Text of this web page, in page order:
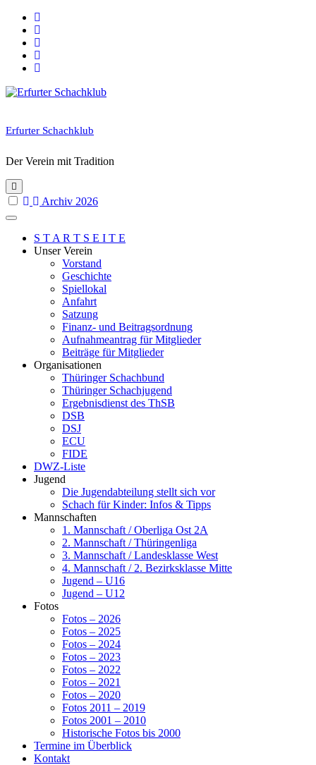
Skip
content
Erfurter Schachklub
Der Verein mit Tradition
Archiv 2026
S T A R T S E I T E
Unser Verein
Vorstand
Geschichte
Spiellokal
Anfahrt
Satzung
Finanz- und Beitragsordnung
Aufnahmeantrag für Mitglieder
Beiträge für Mitglieder
Organisationen
Thüringer Schachbund
Thüringer Schachjugend
Ergebnisdienst des ThSB
DSB
DSJ
ECU
FIDE
DWZ-Liste
Jugend
Die Jugendabteilung stellt sich vor
Schach für Kinder: Infos & Tipps
Mannschaften
1. Mannschaft / Oberliga Ost 2A
2. Mannschaft / Thüringenliga
3. Mannschaft / Landesklasse West
4. Mannschaft / 2. Bezirksklasse Mitte
Jugend – U16
Jugend – U12
Fotos
Fotos – 2026
Fotos – 2025
Fotos – 2024
Fotos – 2023
Fotos – 2022
Fotos – 2021
Fotos – 2020
Fotos 2011 – 2019
Fotos 2001 – 2010
Historische Fotos bis 2000
Termine im Überblick
Kontakt